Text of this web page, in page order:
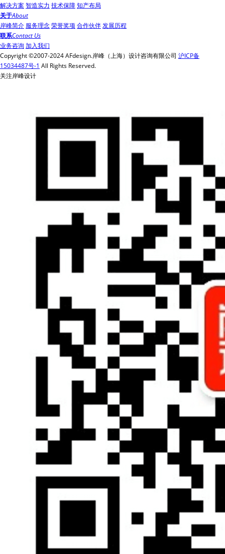
解决方案 智造实力 技术保障知产布局
关于About
岸峰简介 服务理念荣誉奖项合作伙伴发展历程
联系Contact Us
业务咨询 加入我们
Copyright ©2007-2024 AFdesign.岸峰（上海）设计咨询有限公司 沪ICP备
15034487号-1 All Rights Reserved.
关注岸峰设计